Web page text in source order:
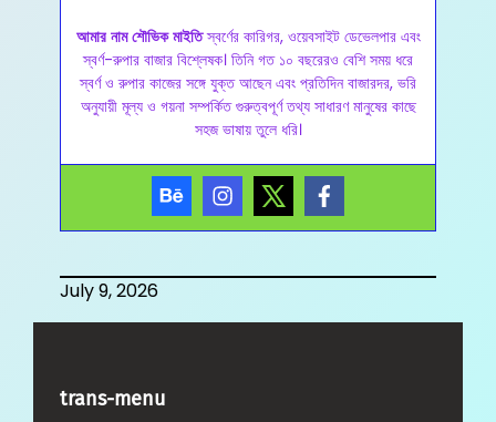
আমার নাম শৌভিক মাইতিস্বর্ণের কারিগর, ওয়েবসাইট ডেভেলপার এবং
স্বর্ণ-রুপার বাজার বিশ্লেষক। তিনি গত ১০ বছরেরও বেশি সময় ধরে
স্বর্ণ ও রুপার কাজের সঙ্গে যুক্ত আছেন এবং প্রতিদিন বাজারদর, ভরি
অনুযায়ী মূল্য ও গয়না সম্পর্কিত গুরুত্বপূর্ণ তথ্য সাধারণ মানুষের কাছে
সহজ ভাষায় তুলে ধরি।
July 9, 2026
trans-menu